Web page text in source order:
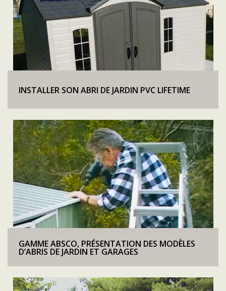
INSTALLER SON ABRI DE JARDIN PVC LIFETIME
GAMME ABSCO, PRÉSENTATION DES MODÈLES
D’ABRIS DE JARDIN ET GARAGES